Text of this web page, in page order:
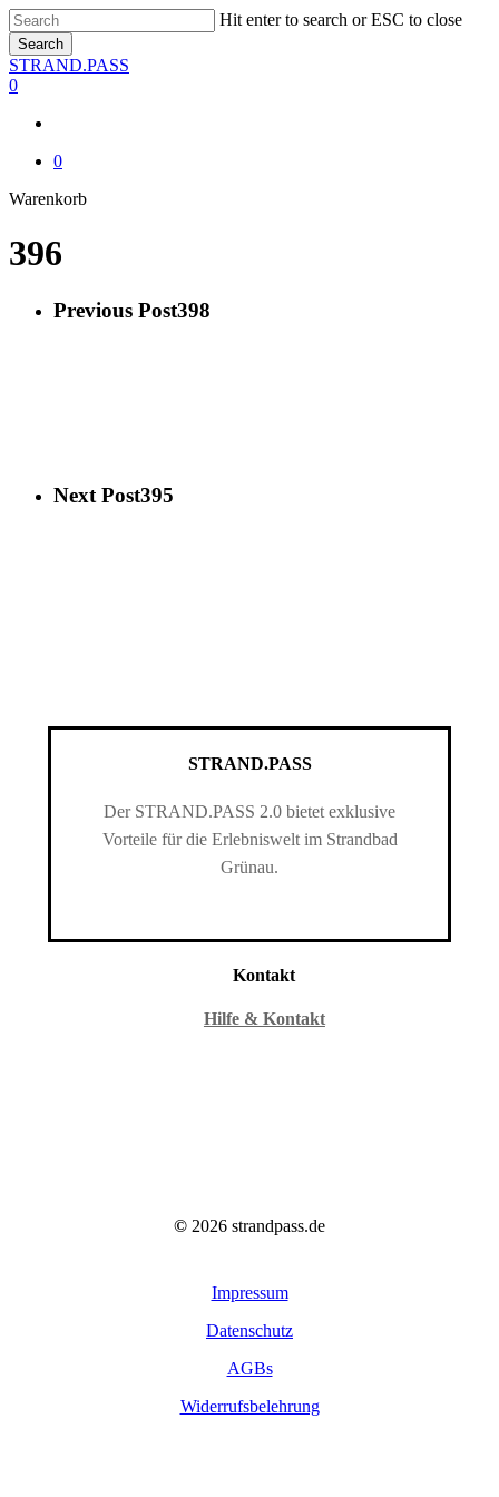
Skip
to
main
content
Hit enter to search or ESC to close
Search
Close
Search
STRAND.PASS
0
0
WarenkorbClose
396
Previous Post398
Next Post395
STRAND.PASS
Der STRAND.PASS 2.0 bietet exklusive
Vorteile für die Erlebniswelt im Strandbad
Grünau.
Kontakt
Hilfe & Kontakt
© 2026 strandpass.de
Impressum
Datenschutz
AGBs
Widerrufsbelehrung